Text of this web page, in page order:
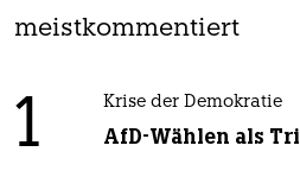
meistkommentiert
1 Krise der Demokratie
AfD-Wählen als